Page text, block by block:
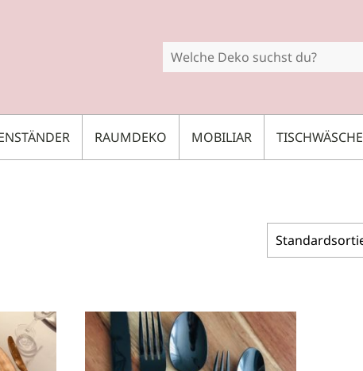
RAUMDEKO MOBILIAR TISCHWÄSCHE